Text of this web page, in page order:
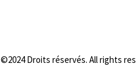
©2024 Droits réservés. All rights